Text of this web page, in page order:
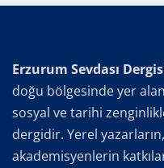
Erzurum Sevdası
doğu bölgesinde yer
sosyal ve tarihi
dergidir. Yerel
akademisyenlerin